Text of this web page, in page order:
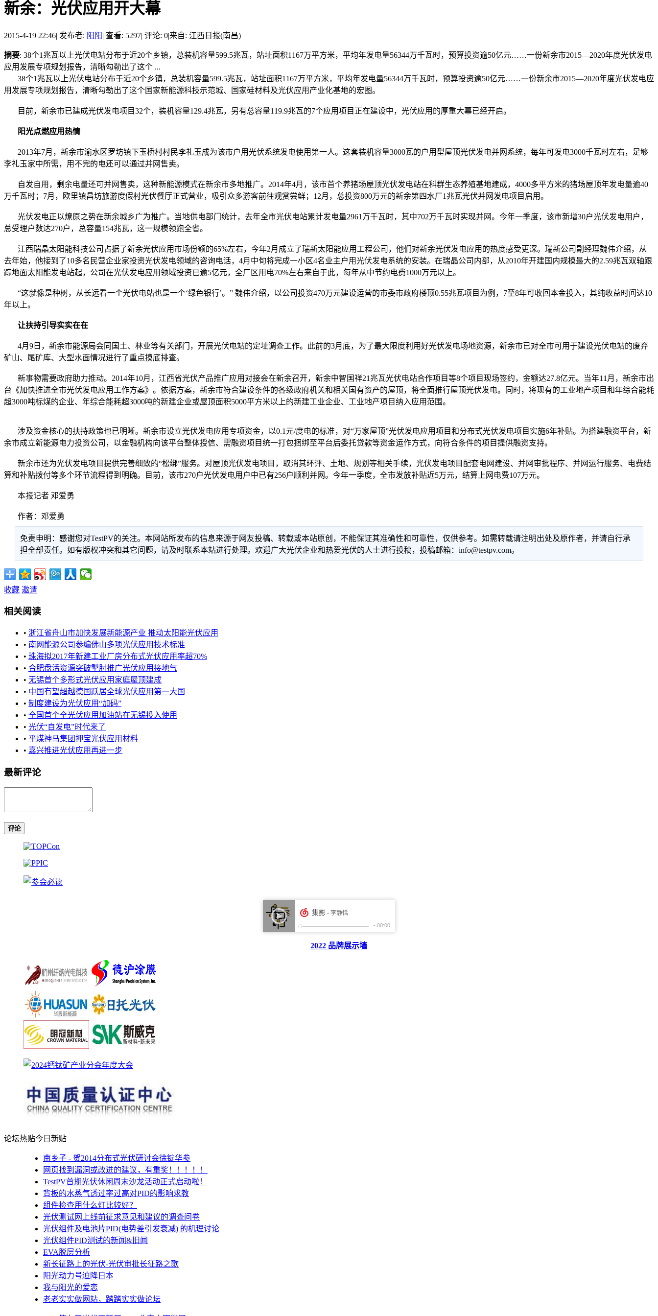
新余：光伏应用开大幕
2015-4-19 22:46| 发布者: 阳阳| 查看: 5297| 评论: 0|来自: 江西日报(南昌)
摘要: 38个1兆瓦以上光伏电站分布于近20个乡镇，总装机容量599.5兆瓦，站址面积1167万平方米，平均年发电量56344万千瓦时，预算投资逾50亿元……一份新余市2015—2020年度光伏发电
应用发展专项规划报告，清晰勾勒出了这个 ...
38个1兆瓦以上光伏电站分布于近20个乡镇，总装机容量599.5兆瓦，站址面积1167万平方米，平均年发电量56344万千瓦时，预算投资逾50亿元……一份新余市2015—2020年度光伏发电应
用发展专项规划报告，清晰勾勒出了这个国家新能源科技示范城、国家硅材料及光伏应用产业化基地的宏图。
目前，新余市已建成光伏发电项目32个，装机容量129.4兆瓦，另有总容量119.9兆瓦的7个应用项目正在建设中，光伏应用的厚重大幕已经开启。
阳光点燃应用热情
2013年7月，新余市渝水区罗坊镇下玉桥村村民李礼玉成为该市户用光伏系统发电使用第一人。这套装机容量3000瓦的户用型屋顶光伏发电并网系统，每年可发电3000千瓦时左右，足够
李礼玉家中所需，用不完的电还可以通过并网售卖。
自发自用，剩余电量还可并网售卖，这种新能源模式在新余市多地推广。2014年4月，该市首个养猪场屋顶光伏发电站在科群生态养殖基地建成，4000多平方米的猪场屋顶年发电量逾40
万千瓦时；7月，欧里镇昌坊旅游度假村光伏餐厅正式营业，吸引众多游客前往观赏尝鲜；12月，总投资800万元的新余第四水厂1兆瓦光伏并网发电项目启用。
光伏发电正以燎原之势在新余城乡广为推广。当地供电部门统计，去年全市光伏电站累计发电量2961万千瓦时，其中702万千瓦时实现并网。今年一季度，该市新增30户光伏发电用户，
总受理户数达270户，总容量154兆瓦，这一规模领跑全省。
江西瑞晶太阳能科技公司占据了新余光伏应用市场份额的65%左右，今年2月成立了瑞新太阳能应用工程公司，他们对新余光伏发电应用的热度感受更深。瑞新公司副经理魏伟介绍，从
去年始，他接到了10多名民营企业家投资光伏发电领域的咨询电话，4月中旬将完成一小区4名业主户用光伏发电系统的安装。在瑞晶公司内部，从2010年开建国内规模最大的2.59兆瓦双轴跟
踪地面太阳能发电站起，公司在光伏发电应用领域投资已逾5亿元，全厂区用电70%左右来自于此，每年从中节约电费1000万元以上。
“这就像是种树，从长远看一个光伏电站也是一个‘绿色银行’。” 魏伟介绍，以公司投资470万元建设运营的市委市政府楼顶0.55兆瓦项目为例，7至8年可收回本金投入，其纯收益时间达10
年以上。
让扶持引导实实在在
4月9日，新余市能源局会同国土、林业等有关部门，开展光伏电站的定址调查工作。此前的3月底，为了最大限度利用好光伏发电场地资源，新余市已对全市可用于建设光伏电站的废弃
矿山、尾矿库、大型水面情况进行了重点摸底排查。
新事物需要政府助力推动。2014年10月，江西省光伏产品推广应用对接会在新余召开，新余中智国祥21兆瓦光伏电站合作项目等8个项目现场签约，金额达27.8亿元。当年11月，新余市出
台《加快推进全市光伏发电应用工作方案》。依据方案，新余市符合建设条件的各级政府机关和相关国有资产的屋顶，将全面推行屋顶光伏发电。同时，将现有的工业地产项目和年综合能耗
超3000吨标煤的企业、年综合能耗超3000吨的新建企业或屋顶面积5000平方米以上的新建工业企业、工业地产项目纳入应用范围。
涉及资金核心的扶持政策也已明晰。新余市设立光伏发电应用专项资金，以0.1元/度电的标准，对“万家屋顶”光伏发电应用项目和分布式光伏发电项目实施6年补贴。为搭建融资平台，新
余市成立新能源电力投资公司，以金融机构向该平台整体授信、需融资项目统一打包捆绑至平台后委托贷款等资金运作方式，向符合条件的项目提供融资支持。
新余市还为光伏发电项目提供完善细致的“松绑”服务。对屋顶光伏发电项目，取消其环评、土地、规划等相关手续，光伏发电项目配套电网建设、并网审批程序、并网运行服务、电费结
算和补贴拨付等多个环节流程得到明确。目前，该市270户光伏发电用户中已有256户顺利并网。今年一季度，全市发放补贴近5万元，结算上网电费107万元。
本报记者 邓爱勇
作者：邓爱勇
免责申明：感谢您对TestPV的关注。本网站所发布的信息来源于网友投稿、转载或本站原创，不能保证其准确性和可靠性，仅供参考。如需转载请注明出处及原作者，并请自行承
担全部责任。如有版权冲突和其它问题，请及时联系本站进行处理。欢迎广大光伏企业和热爱光伏的人士进行投稿，投稿邮箱：info@testpv.com。
收藏 邀请
相关阅读
• 浙江省舟山市加快发展新能源产业 推动太阳能光伏应用
• 南网能源公司参编佛山多项光伏应用技术标准
• 珠海拟2017年新建工业厂房分布式光伏应用率超70%
• 合肥盘活资源突破掣肘推广光伏应用接地气
• 无锡首个多形式光伏应用家庭屋顶建成
• 中国有望超越德国跃居全球光伏应用第一大国
• 制度建设为光伏应用“加码”
• 全国首个全光伏应用加油站在无锡投入使用
• 光伏“自发电”时代来了
• 平煤神马集团押宝光伏应用材料
• 嘉兴推进光伏应用再进一步
最新评论
评论
2022 品牌展示墙
论坛热贴今日新贴
南乡子 - 贺2014分布式光伏研讨会徐锭华参
网页找到漏洞或改进的建议，有重奖！！！！！
TestPV首期光伏休闲周末沙龙活动正式启动啦！
背板的水蒸气透过率过高对PID的影响求教
组件检查用什么灯比较好？
光伏测试网上线前征求意见和建议的调查问卷
光伏组件及电池片PID(电势差引发衰减) 的机理讨论
光伏组件PID测试的新闻&旧闻
EVA脱层分析
新长征路上的光伏-光伏审批长征路之歌
阳光动力号迫降日本
我与阳光的爱恋
老老实实做网站，踏踏实实做论坛